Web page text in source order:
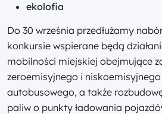
ekolofia
Do 30 września przedłużamy
konkursie wspierane będą
mobilności miejskiej obejmujące
zeroemisyjnego i
autobusowego, a także
paliw o punkty ładowania